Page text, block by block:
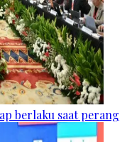
berlaku saat perang